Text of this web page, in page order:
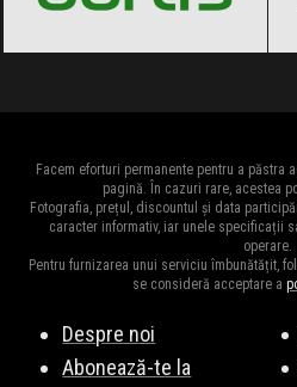
Facem eforturi permanente pentru a
pagină. În cazuri rare, acestea
Fotografia, prețul, discountul și data
caracter informativ, iar unele specificații
operare.
Pentru furnizarea unui serviciu îmbunătățit,
se consideră acceptare a
Despre noi
Abonează-te la